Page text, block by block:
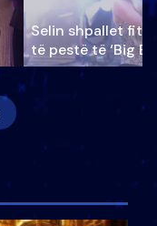
Selin shpallet
të pestë të ‘Big